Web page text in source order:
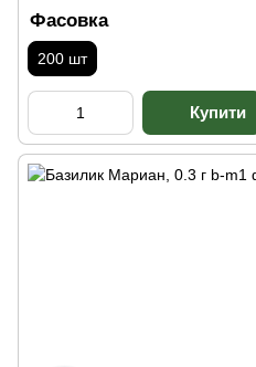
Фасовка
200 шт